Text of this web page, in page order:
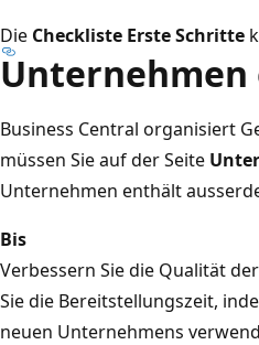
Die Checkliste Erste Schritte
Business Central organisiert
müssen Sie auf der Seite
Unternehmen enthält
Bis
Verbessern Sie die Qualität
Sie die Bereitstellungszeit,
neuen Unternehmens